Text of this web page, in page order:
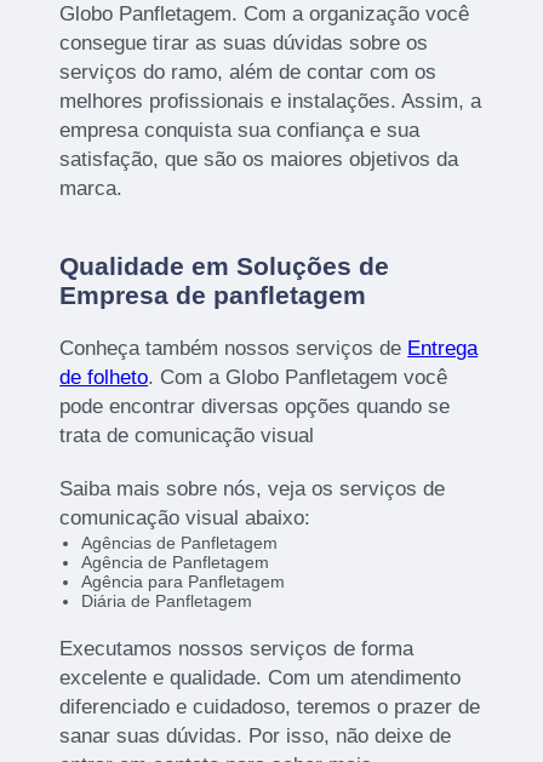
Globo Panfletagem. Com a organização você
consegue tirar as suas dúvidas sobre os
serviços do ramo, além de contar com os
melhores profissionais e instalações. Assim, a
empresa conquista sua confiança e sua
satisfação, que são os maiores objetivos da
marca.
Qualidade em Soluções de
Empresa de panfletagem
Conheça também nossos serviços de Entrega
de folheto. Com a Globo Panfletagem você
pode encontrar diversas opções quando se
trata de comunicação visual
Saiba mais sobre nós, veja os serviços de
comunicação visual abaixo:
Agências de Panfletagem
Agência de Panfletagem
Agência para Panfletagem
Diária de Panfletagem
Executamos nossos serviços de forma
excelente e qualidade. Com um atendimento
diferenciado e cuidadoso, teremos o prazer de
sanar suas dúvidas. Por isso, não deixe de